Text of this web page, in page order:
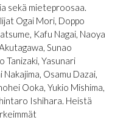
sekä mieteproosaa.
Ogai Mori, Doppo
Kafu Nagai, Naoya
Sunao
Tanizaki, Yasunari
Osamu Dazai,
Ooka, Yukio Mishima,
Ishihara. Heistä